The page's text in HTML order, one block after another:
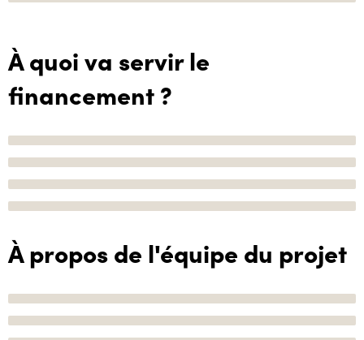
À quoi va servir le
financement ?
À propos de l'équipe du projet